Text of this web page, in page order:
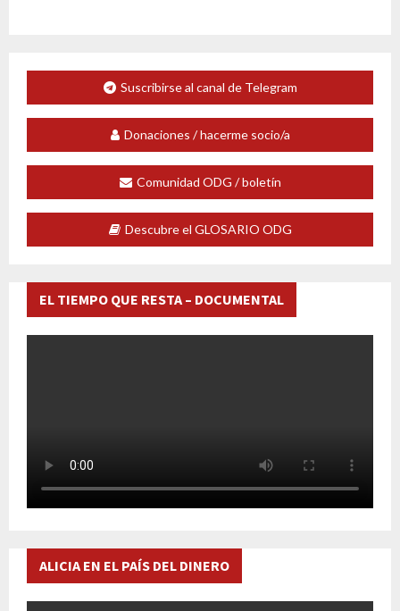
Suscribirse al canal de Telegram
Donaciones / hacerme socio/a
Comunidad ODG / boletín
Descubre el GLOSARIO ODG
EL TIEMPO QUE RESTA – DOCUMENTAL
ALICIA EN EL PAÍS DEL DINERO